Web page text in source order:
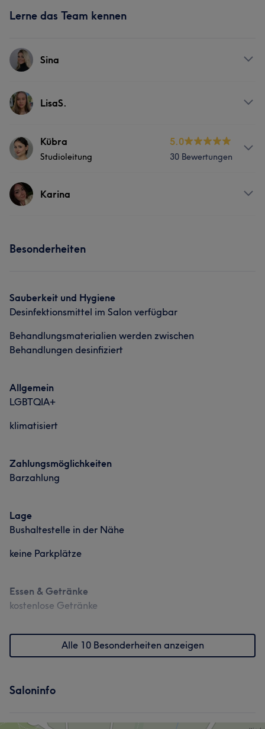
Lerne das Team kennen
Sina
ServicesLisaS.
ServicesKübra
Studioleitung
5.0
30 Bewertungen
ServicesKarina
Besonderheiten
Sauberkeit und Hygiene
Desinfektionsmittel im Salon verfügbar
Behandlungsmaterialien werden zwischen
Behandlungen desinfiziert
Allgemein
LGBTQIA+
klimatisiert
Zahlungsmöglichkeiten
Barzahlung
Lage
Bushaltestelle in der Nähe
keine Parkplätze
Essen & Getränke
kostenlose Getränke
Alle 10 Besonderheiten anzeigen
Saloninfo